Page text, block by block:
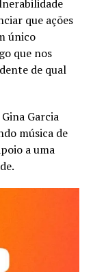
que ações
único
que nos
de qual
Garcia
música de
a uma